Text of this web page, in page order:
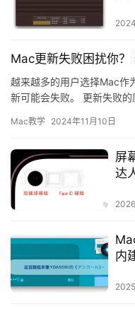
Mac更新失败困扰你
越来越多的用户选择Mac作
新可能会失败。 更新失败的
Mac教学 2024年11月10日
屏
达
内